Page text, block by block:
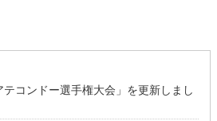
テコンドー選手権大会」を更新しまし